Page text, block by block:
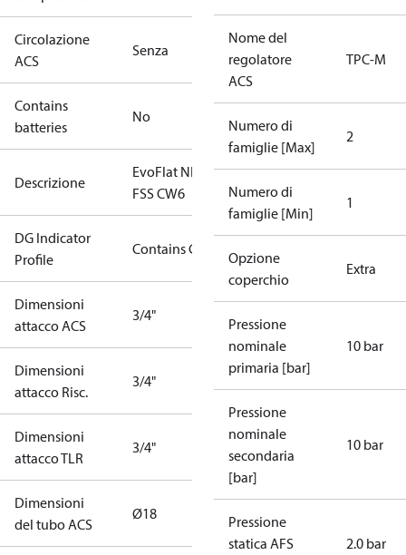
Circolazione
ACS
Senza
Contains
batteries
No
Descrizione
EvoFlat NL
FSS CW6
DG Indicator
Profile
Contains Gas
Dimensioni
attacco ACS
3/4"
Dimensioni
attacco Risc.
3/4"
Dimensioni
attacco TLR
3/4"
Dimensioni
del tubo ACS
Ø18
Nome del
regolatore
ACS
TPC-M
Numero di
famiglie [Max]
2
Numero di
famiglie [Min]
1
Opzione
coperchio
Extra
Pressione
nominale
primaria [bar]
10 bar
Pressione
nominale
secondaria
[bar]
10 bar
Pressione
statica AFS
2.0 bar